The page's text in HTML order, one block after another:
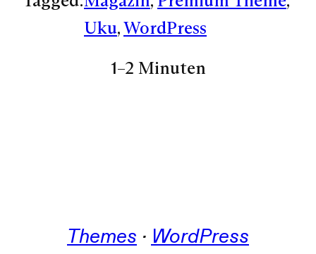
Uku, WordPress
1–2 Minuten
Themes · WordPress